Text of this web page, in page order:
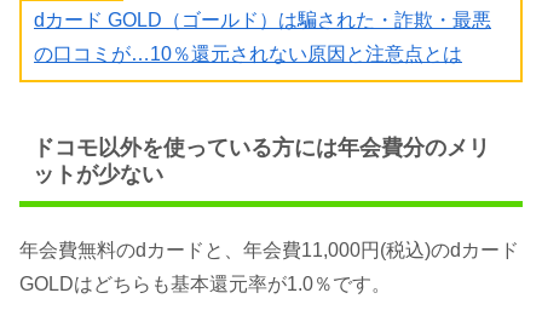
dカード GOLD（ゴールド）は騙された・詐欺・最悪
の口コミが…10％還元されない原因と注意点とは
ドコモ以外を使っている方には年会費分のメリ
ットが少ない
年会費無料のdカードと、年会費11,000円(税込)のdカード
GOLDはどちらも基本還元率が1.0％です。